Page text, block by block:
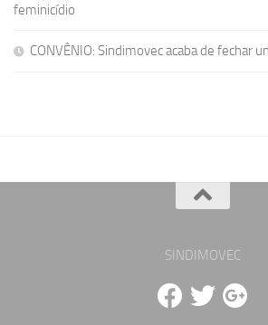
feminicídio
CONVÊNIO: Sindimovec acaba de fechar
SINDIMOVEC